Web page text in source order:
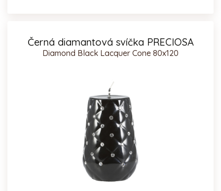
Černá diamantová svíčka PRECIOSA
Diamond Black Lacquer Cone 80x120